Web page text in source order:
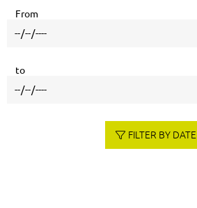
From
to
FILTER BY DATE